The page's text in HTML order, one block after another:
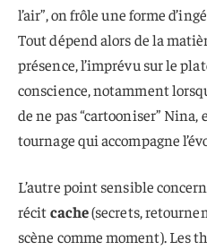
l’air”, on frôle une forme
Tout dépend alors de la
présence, l’imprévu sur le
conscience, notamment
de ne pas “cartooniser” Nina,
tournage qui accompagne
L’autre point sensible
récitcache(secrets,
scène comme moment). Les